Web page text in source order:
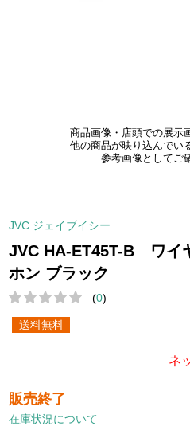
商品画像・店頭での展示
他の商品が映り込んでい
参考画像としてご
JVC ジェイブイシー
JVC HA-ET45T-B ワイ
ホン ブラック
(0)
送料無料
ネ
販売終了
在庫状況について